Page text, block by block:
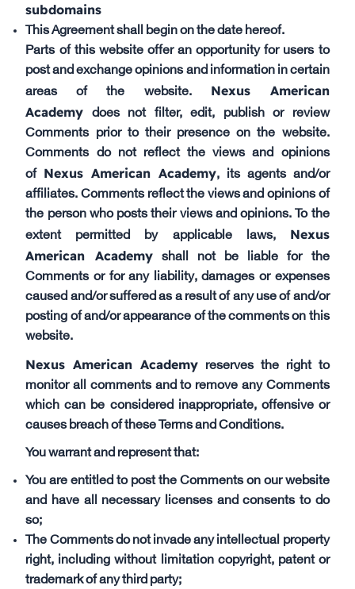
subdomains
This Agreement shall begin on the date hereof.
Parts of this website offer an opportunity for users to
post and exchange opinions and information in certain
areas of the website. Nexus American
Academy does not filter, edit, publish or review
Comments prior to their presence on the website.
Comments do not reflect the views and opinions
of Nexus American Academy, its agents and/or
affiliates. Comments reflect the views and opinions of
the person who posts their views and opinions. To the
extent permitted by applicable laws, Nexus
American Academyshall not be liable for the
Comments or for any liability, damages or expenses
caused and/or suffered as a result of any use of and/or
posting of and/or appearance of the comments on this
website.
Nexus American Academy reserves the right to
monitor all comments and to remove any Comments
which can be considered inappropriate, offensive or
causes breach of these Terms and Conditions.
You warrant and represent that:
You are entitled to post the Comments on our website
and have all necessary licenses and consents to do
so;
The Comments do not invade any intellectual property
right, including without limitation copyright, patent or
trademark of any third party;